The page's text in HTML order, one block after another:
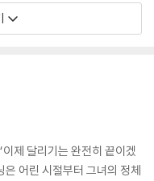
이 있을까?
소란스러운 경직성이 가정
여성성 관념을 은근히 드러
탄소섬유 러닝 유아차가 우
이다.
제 달리기는 완전히 끝이겠
은 어린 시절부터 그녀의 정체